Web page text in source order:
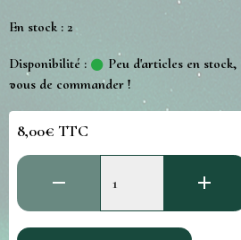
En stock : 2
Disponibilité :
Peu d'articles en
vous de commander !
8,00€ TTC